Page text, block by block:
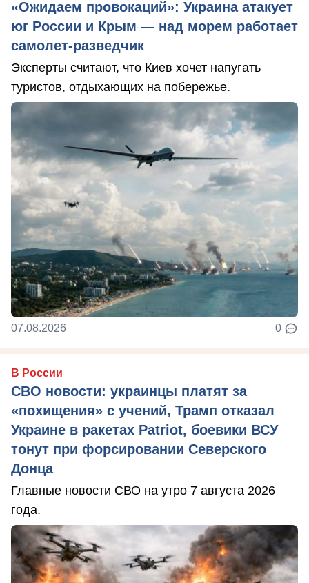
«Ожидаем провокаций»: Украина атакует
юг России и Крым — над морем работает
самолет-разведчик
Эксперты считают, что Киев хочет напугать
туристов, отдыхающих на побережье.
07.08.2026 0
В России
СВО новости: украинцы платят за
«похищения» с учений, Трамп отказал
Украине в ракетах Patriot, боевики ВСУ
тонут при форсировании Северского
Донца
Главные новости СВО на утро 7 августа 2026
года.